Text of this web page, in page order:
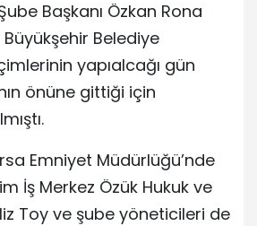
Başkanı Özkan Rona
Belediye
yapıalcağı gün
önüne gittiği için
Emniyet Müdürlüğü’nde
İş Merkez Özük Hukuk ve
Toy ve şube yöneticileri de